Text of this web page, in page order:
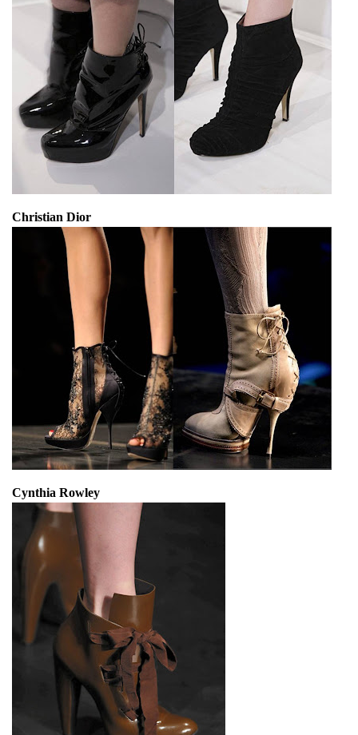
Christian Dior
Cynthia Rowley